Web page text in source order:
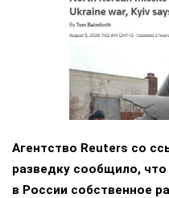
Агентство Reuters со
разведку сообщило,
в России собственное